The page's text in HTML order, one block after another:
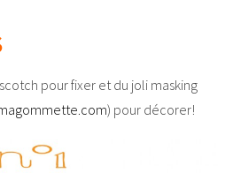
pour fixer et du joli masking
) pour décorer!